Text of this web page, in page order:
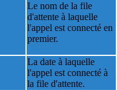
Le nom de la file
d'attente à laquelle
l'appel est connecté en
premier.
La date à laquelle
l'appel est connecté à
la file d'attente.